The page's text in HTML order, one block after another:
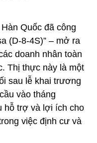
Quốc đã công
(D-8-4S)” – mở ra
doanh nhân toàn
Thị thực này là một
sau lễ khai trương
vào tháng
hỗ trợ và lợi ích cho
việc định cư và